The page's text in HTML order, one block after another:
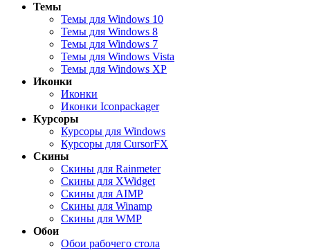
Темы
Темы для Windows 10
Темы для Windows 8
Темы для Windows 7
Темы для Windows Vista
Темы для Windows XP
Иконки
Иконки
Иконки Iconpackager
Курсоры
Курсоры для Windows
Курсоры для CursorFX
Скины
Скины для Rainmeter
Скины для XWidget
Скины для AIMP
Скины для Winamp
Скины для WMP
Обои
Обои рабочего стола